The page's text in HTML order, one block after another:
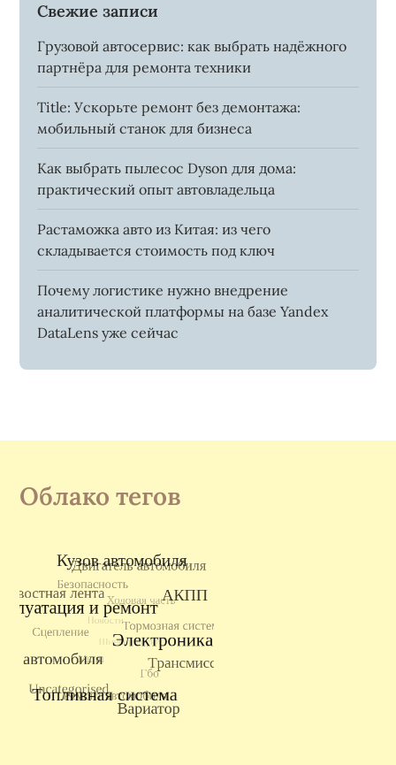
Свежие записи
Грузовой автосервис: как выбрать надёжного
партнёра для ремонта техники
Title: Ускорьте ремонт без демонтажа:
мобильный станок для бизнеса
Как выбрать пылесос Dyson для дома:
практический опыт автовладельца
Растаможка авто из Китая: из чего
складывается стоимость под ключ
Почему логистике нужно внедрение
аналитической платформы на базе Yandex
DataLens уже сейчас
Облако тегов